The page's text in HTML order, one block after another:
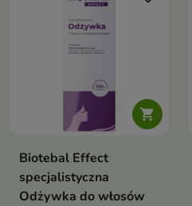

Biotebal Effect
specjalistyczna
Odżywka do włosów